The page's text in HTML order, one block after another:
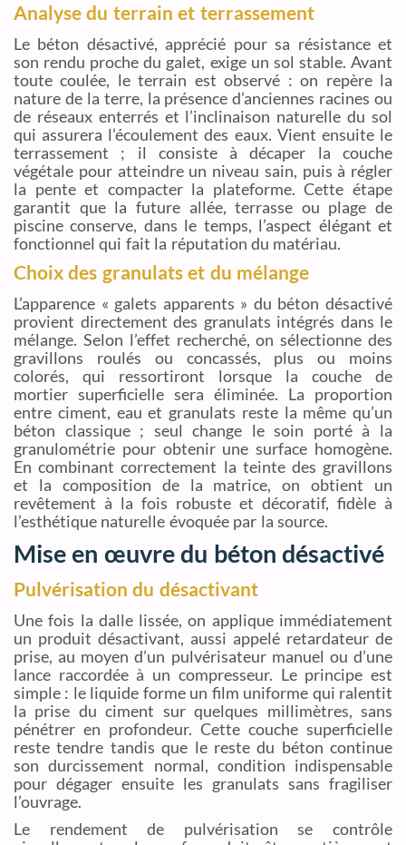
Analyse du terrain et terrassement
Le béton désactivé, apprécié pour sa résistance et
son rendu proche du galet, exige un sol stable. Avant
toute coulée, le terrain est observé : on repère la
nature de la terre, la présence d’anciennes racines ou
de réseaux enterrés et l’inclinaison naturelle du sol
qui assurera l’écoulement des eaux. Vient ensuite le
terrassement ; il consiste à décaper la couche
végétale pour atteindre un niveau sain, puis à régler
la pente et compacter la plateforme. Cette étape
garantit que la future allée, terrasse ou plage de
piscine conserve, dans le temps, l’aspect élégant et
fonctionnel qui fait la réputation du matériau.
Choix des granulats et du mélange
L’apparence « galets apparents » du béton désactivé
provient directement des granulats intégrés dans le
mélange. Selon l’effet recherché, on sélectionne des
gravillons roulés ou concassés, plus ou moins
colorés, qui ressortiront lorsque la couche de
mortier superficielle sera éliminée. La proportion
entre ciment, eau et granulats reste la même qu’un
béton classique ; seul change le soin porté à la
granulométrie pour obtenir une surface homogène.
En combinant correctement la teinte des gravillons
et la composition de la matrice, on obtient un
revêtement à la fois robuste et décoratif, fidèle à
l’esthétique naturelle évoquée par la source.
Mise en œuvre du béton désactivé
Pulvérisation du désactivant
Une fois la dalle lissée, on applique immédiatement
un produit désactivant, aussi appelé retardateur de
prise, au moyen d’un pulvérisateur manuel ou d’une
lance raccordée à un compresseur. Le principe est
simple : le liquide forme un film uniforme qui ralentit
la prise du ciment sur quelques millimètres, sans
pénétrer en profondeur. Cette couche superficielle
reste tendre tandis que le reste du béton continue
son durcissement normal, condition indispensable
pour dégager ensuite les granulats sans fragiliser
l’ouvrage.
Le rendement de pulvérisation se contrôle